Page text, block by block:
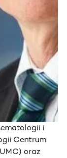
i
Centrum
oraz